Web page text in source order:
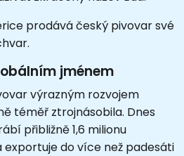
prodává český pivovar své
jménem
výrazným rozvojem
téměř ztrojnásobila. Dnes
přibližně 1,6 milionu
do více než padesáti